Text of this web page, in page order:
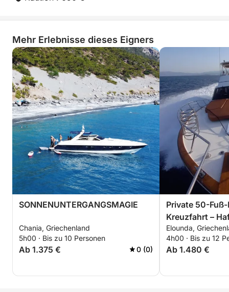
Mehr Erlebnisse dieses Eigners
SONNENUNTERGANGSMAGIE
Chania, Griechenland
5h00 · Bis zu 10 Personen
Ab 1.375 € 0 (0)
Private 50-
Kreuzfahrt –
nach
(3–6 Stunden)
Elounda,
4h00 · Bis zu 12
Ab 1.480 €